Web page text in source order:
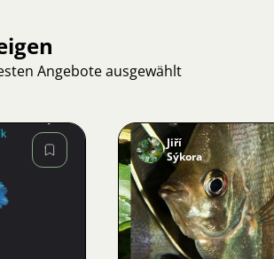
Angebote ausgewählt
Bild
Jiří
Sýkora